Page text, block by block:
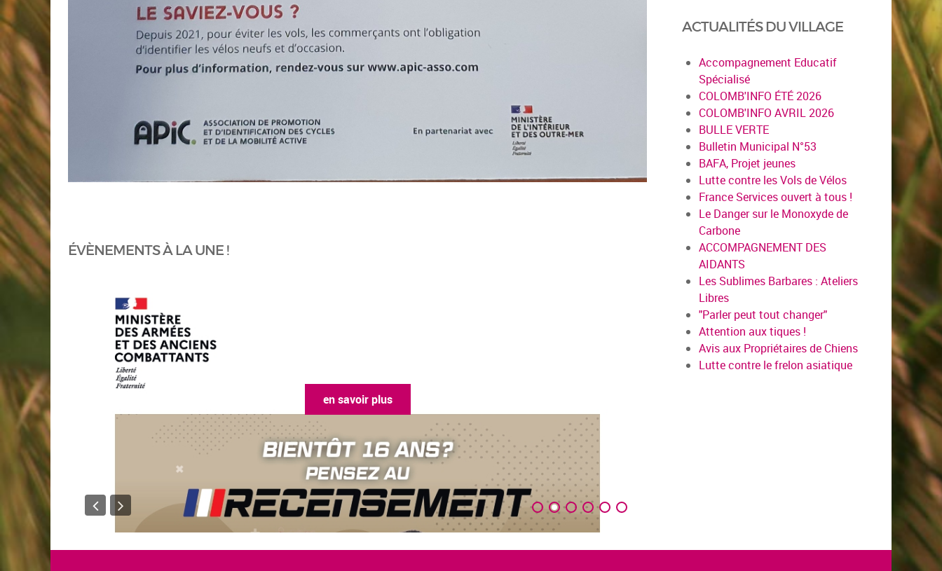
ÉVÈNEMENTS À LA UNE !
en savoir plus en
ACTUALITÉS DU VILLAGE
Accompagnement Educatif
Spécialisé
COLOMB'INFO ÉTÉ 2026
COLOMB'INFO AVRIL 2026
BULLE VERTE
Bulletin Municipal N°53
BAFA, Projet jeunes
Lutte contre les Vols de Vélos
France Services ouvert à tous !
Le Danger sur le Monoxyde de
Carbone
ACCOMPAGNEMENT DES
AIDANTS
Les Sublimes Barbares : Ateliers
Libres
"Parler peut tout changer"
Attention aux tiques !
Avis aux Propriétaires de Chiens
Lutte contre le frelon asiatique